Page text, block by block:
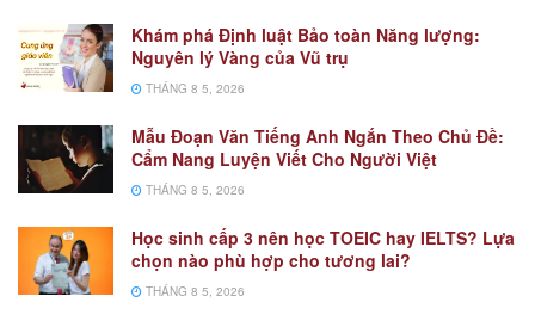
Khám phá Định luật Bảo toàn Năng lượng:
Nguyên lý Vàng của Vũ trụ
THÁNG 8 5, 2026
Mẫu Đoạn Văn Tiếng Anh Ngắn Theo Chủ Đề:
Cẩm Nang Luyện Viết Cho Người Việt
THÁNG 8 5, 2026
Học sinh cấp 3 nên học TOEIC hay IELTS? Lựa
chọn nào phù hợp cho tương lai?
THÁNG 8 5, 2026